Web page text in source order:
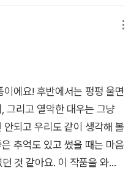
busta, per favore’ 라
후에 슈퍼에 갔더니 점원
이건 또 무슨 말인가 싶
었다. 뭐야 내가 배운 말
은 ‘una borsa?’라고 물었
도 봉투를 내밀었다. 세상
용하다니. 나중에 알고보
달된 부분이 달랐다. 이 소
사용되는 접미사가 무려 14
다.석사를 마치고 7급 공무
가고시로 방향을 틀어 만점
H대 어학당 채용공고에 지
#KoreanHotGirl이라는 해시
을 보게 되는데...​여름 학기
당 8년 차의 베테랑 강사인
할 만큼 관습에 얽매이는 것
법이 없기에 강의평가에서
에요! 후반에서는 펑펑 울면
그리고 열악한 대우는 그냥
되고 우리도 같이 생각해 볼
추억도 있고 썼을 때는 마음
것 같아요. 이 작품을 와독